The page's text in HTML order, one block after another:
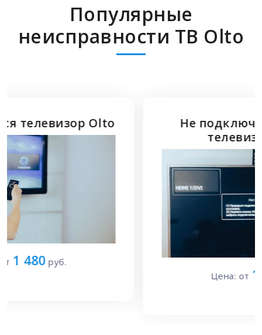
Популярные
неисправности ТВ Olto
Не подключается HDMI к
телевизору Olto